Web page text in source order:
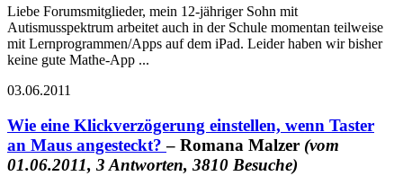
Liebe Forumsmitglieder, mein 12-jähriger Sohn mit
Autismusspektrum arbeitet auch in der Schule momentan teilweise
mit Lernprogrammen/Apps auf dem iPad. Leider haben wir bisher
keine gute Mathe-App ...
03.06.2011
Wie eine Klickverzögerung einstellen, wenn Taster
an Maus angesteckt?– Romana Malzer (vom
01.06.2011, 3 Antworten, 3810 Besuche)